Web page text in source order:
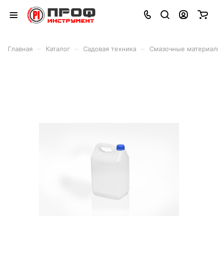
Главная Каталог Садовая техника Смазочные